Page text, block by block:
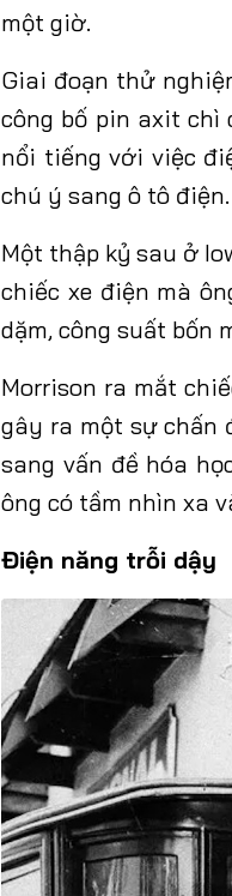
một giờ.
Giai đoạn thử
công bố pin axit chì
nổi tiếng với việc
chú ý sang ô tô điện.
Một thập kỷ sau ở
chiếc xe điện mà
dặm, công suất bốn
Morrison ra mắt
gây ra một sự chấn
sang vấn đề hóa
ông có tầm nhìn xa
Điện năng trỗi dậy